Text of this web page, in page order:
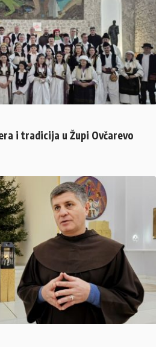
i tradicija u Župi Ovčarevo